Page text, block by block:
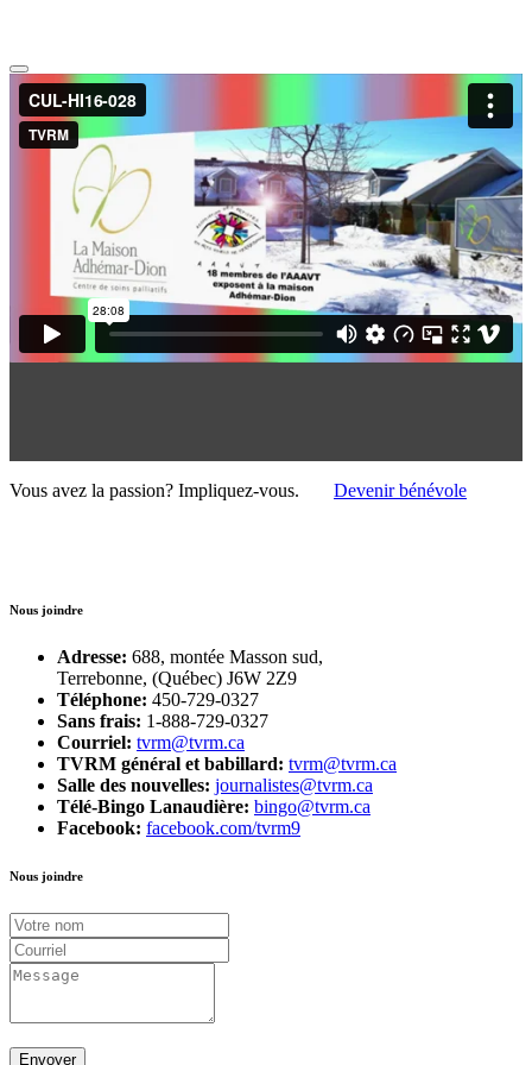
Vous avez la passion? Impliquez-vous. Devenir bénévole
Nous joindre
Adresse: 688, montée Masson sud,
Terrebonne, (Québec) J6W 2Z9
Téléphone: 450-729-0327
Sans frais: 1-888-729-0327
Courriel: tvrm@tvrm.ca
TVRM général et babillard: tvrm@tvrm.ca
Salle des nouvelles: journalistes@tvrm.ca
Télé-Bingo Lanaudière: bingo@tvrm.ca
Facebook: facebook.com/tvrm9
Nous joindre
Envoyer